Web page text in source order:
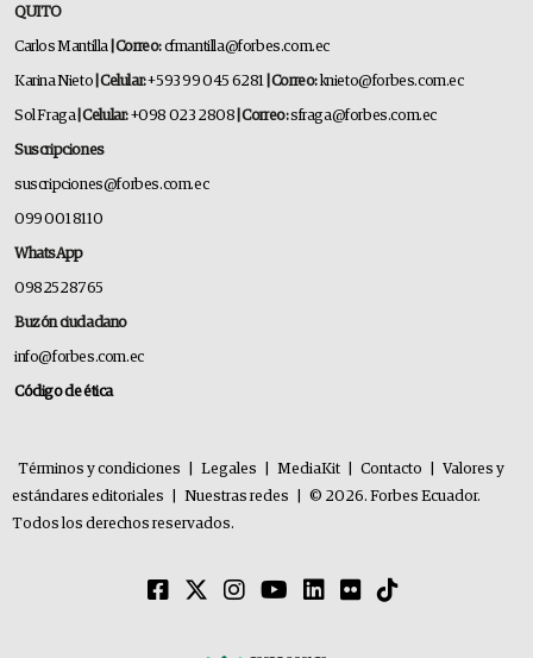
QUITO
Carlos Mantilla | Correo:cfmantilla@forbes.com.ec
Karina Nieto | Celular:+593 99 045 6281 | Correo:knieto@forbes.com.ec
Sol Fraga| Celular:+098 023 2808 | Correo:sfraga@forbes.com.ec
Suscripciones
suscripciones@forbes.com.ec
099 001 8110
WhatsApp
0982528765
Buzón ciudadano
info@forbes.com.ec
Código de ética
Términos y condiciones Legales MediaKit Contacto
Valores y
estándares editoriales
Nuestras redes
© 2026. Forbes Ecuador.
Todos los derechos reservados.